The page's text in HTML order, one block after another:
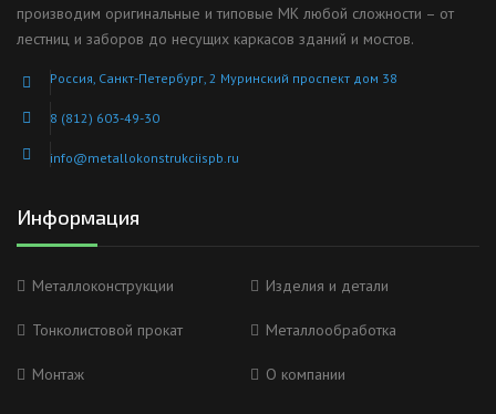
производим оригинальные и типовые МК любой сложности – от
лестниц и заборов до несущих каркасов зданий и мостов.
Россия, Санкт-Петербург, 2 Муринский проспект дом 38
8 (812) 603-49-30
info@metallokonstrukciispb.ru
Информация
Металлоконструкции Изделия и детали
Тонколистовой прокат Металлообработка
Монтаж О компании